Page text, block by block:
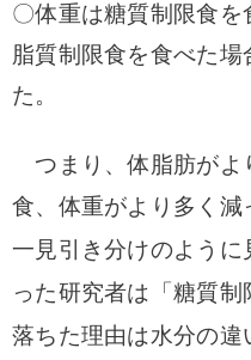
〇体重は糖質制限食を
脂質制限食を食べた場
た。
つまり、体脂肪がよ
食、 体重がより多く減
一見引き分けのよう
った研究者は「糖質
落ちた理由は水分の